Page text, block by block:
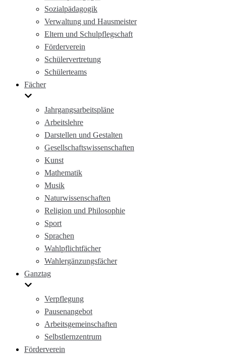
Sozialpädagogik
Verwaltung und Hausmeister
Eltern und Schulpflegschaft
Förderverein
Schülervertretung
Schülerteams
Fächer
Jahrgangsarbeitspläne
Arbeitslehre
Darstellen und Gestalten
Gesellschaftswissenschaften
Kunst
Mathematik
Musik
Naturwissenschaften
Religion und Philosophie
Sport
Sprachen
Wahlpflichtfächer
Wahlergänzungsfächer
Ganztag
Verpflegung
Pausenangebot
Arbeitsgemeinschaften
Selbstlernzentrum
Förderverein